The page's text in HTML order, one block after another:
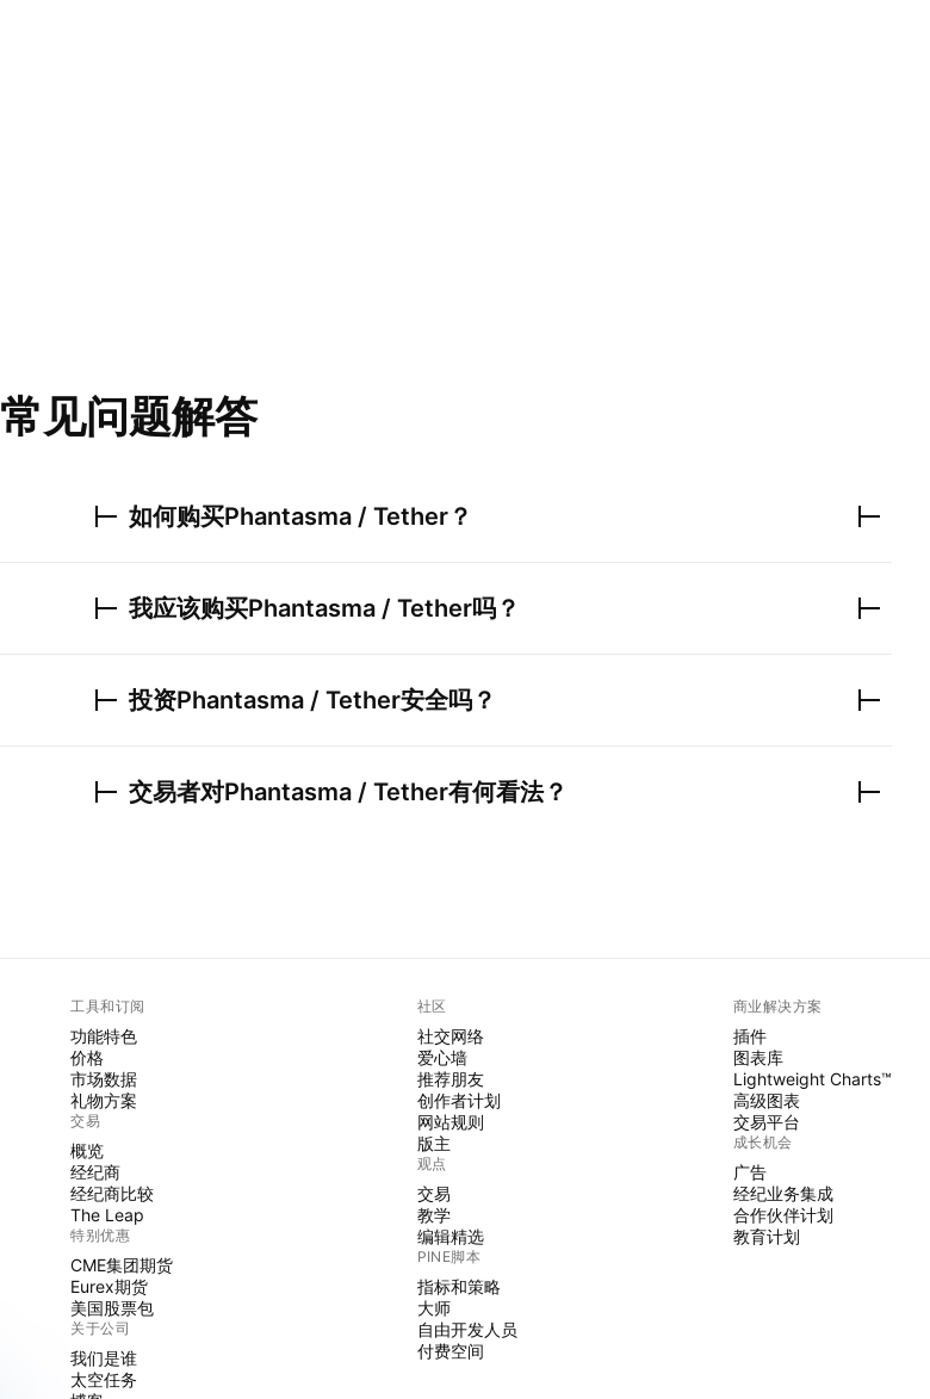
常见问题解答
如何购买Phantasma / Tether ？
我应该购买Phantasma / Tether吗？
投资Phantasma / Tether安全吗？
交易者对Phantasma / Tether有何看法？
工具和订阅
功能特色
价格
市场数据
礼物方案
交易
概览
经纪商
经纪商比较
The Leap
特别优惠
CME集团期货
Eurex期货
美国股票包
关于公司
我们是谁
太空任务
社区
社交网络
爱心墙
推荐朋友
创作者计划
网站规则
版主
观点
交易
教学
编辑精选
PINE脚本
指标和策略
大师
自由开发人员
付费空间
商业解决方案
插件
图表库
Lightweight Charts™
高级图表
交易平台
成长机会
广告
经纪业务集成
合作伙伴计划
教育计划